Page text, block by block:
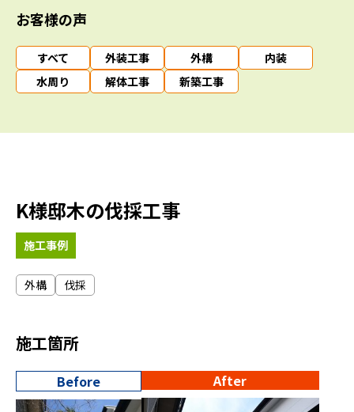
お客様の声
すべて 外装工事 外構
内装
水周り
解体工事 新築工事
K様邸木の伐採工事
施工事例
外構 伐採
施工箇所
Before After